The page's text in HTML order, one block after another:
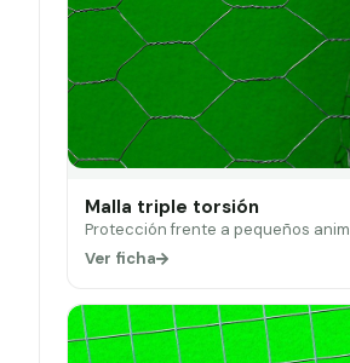
Malla triple torsión
Protección frente a pequeños
Ver ficha